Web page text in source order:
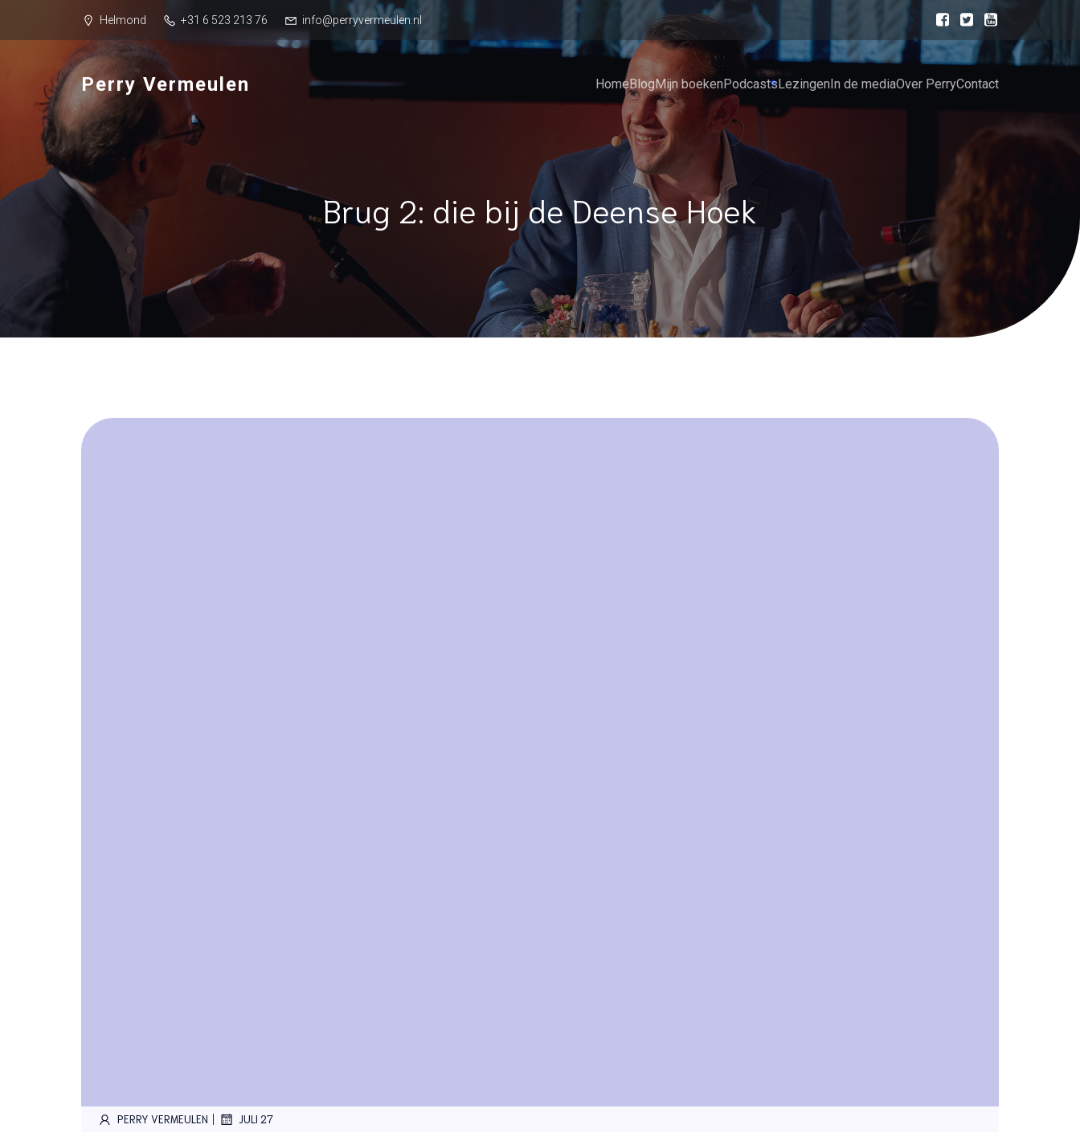
Helmond +31 6 523 213 76 info@perryvermeulen.nl
Perry Vermeulen HomeBlogMijn boekenPodcastsLezingenIn de mediaOver PerryContact
Brug 2: die bij de Deense Hoek
PERRY VERMEULEN | JULI 27